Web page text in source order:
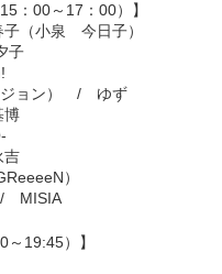
：00～17：00）】
（小泉 今日子）
子
ジョン） / ゆず
）
～19:45）】